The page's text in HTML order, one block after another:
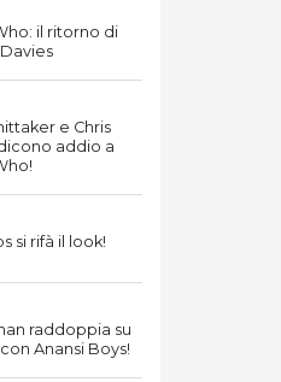
il ritorno di
Davies
e Chris
addio a
si rifà il look!
raddoppia su
Anansi Boys!